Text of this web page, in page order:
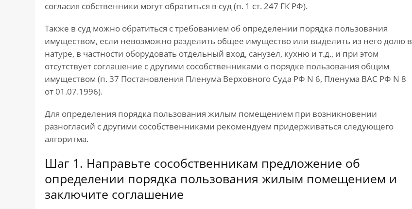
согласия собственники могут обратиться в суд (п. 1 ст. 247 ГК РФ).
Также в суд можно обратиться с требованием об определении порядка пользования
имуществом, если невозможно разделить общее имущество или выделить из него долю в
натуре, в частности оборудовать отдельный вход, санузел, кухню и т.д., и при этом
отсутствует соглашение с другими сособственниками о порядке пользования общим
имуществом (п. 37 Постановления Пленума Верховного Суда РФ N 6, Пленума ВАС РФ N 8
от 01.07.1996).
Для определения порядка пользования жилым помещением при возникновении
разногласий с другими сособственниками рекомендуем придерживаться следующего
алгоритма.
Шаг 1. Направьте сособственникам предложение об
определении порядка пользования жилым помещением и
заключите соглашение